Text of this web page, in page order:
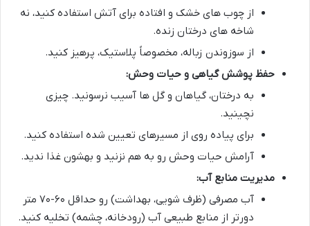
از چوب های خشک و افتاده برای آتش استفاده کنید، نه
شاخه های درختان زنده.
از سوزوندن زباله، مخصوصاً پلاستیک، پرهیز کنید.
حفظ پوشش گیاهی و حیات وحش:
به درختان، گیاهان و گل ها آسیب نرسونید. چیزی
نچینید.
برای پیاده روی از مسیرهای تعیین شده استفاده کنید.
آرامش حیات وحش رو به هم نزنید و بهشون غذا ندید.
مدیریت منابع آب:
آب مصرفی (ظرف شویی، بهداشت) رو حداقل ۶۰-۷۰ متر
دورتر از منابع طبیعی آب (رودخانه، چشمه) تخلیه کنید.